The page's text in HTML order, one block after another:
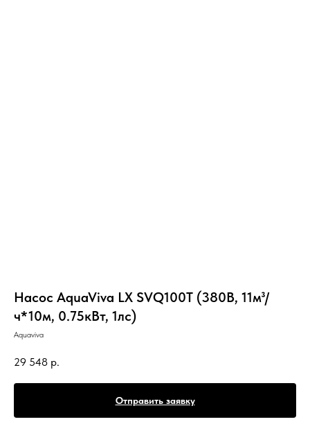
Насос AquaViva LX SVQ100T (380В, 11м³/
ч*10м, 0.75кВт, 1лс)
Aquaviva
29 548 р.
Отправить заявку